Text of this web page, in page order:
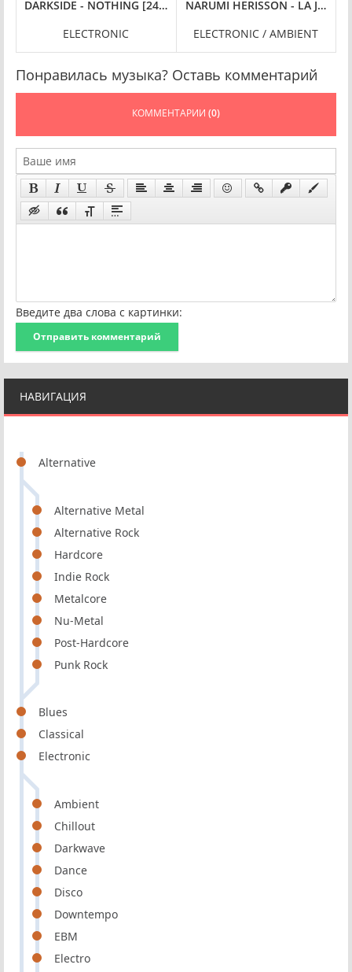
НАВИГАЦИЯ
Alternative
Alternative Metal
Alternative Rock
Hardcore
Indie Rock
Metalcore
Nu-Metal
Post-Hardcore
Punk Rock
Blues
Classical
Electronic
Ambient
Chillout
Darkwave
Dance
Disco
Downtempo
EBM
Electro
[24-BIT HI-RES] (2025) FLAC
[24-BIT HI-RES] (2025) FLAC
DARKSIDE - NOTHING [24-BIT HI-RES] (2025) FLAC
ELECTRONIC
NARUMI HERISSON - LA
ELECTRONIC / AMBIENT
Понравилась музыка? Оставь комментарий
КОММЕНТАРИИ (0)
Введите два слова с картинки:
Отправить комментарий